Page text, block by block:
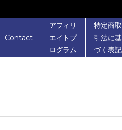
Contact
アフィリ
エイトプ
ログラム
特定商取
引法に基
づく表記